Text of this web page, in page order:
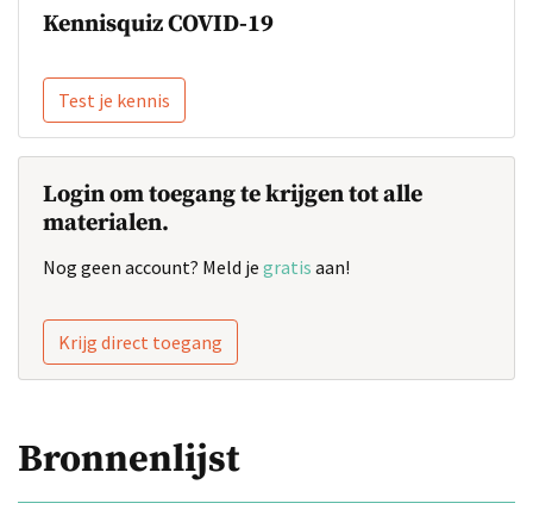
Kennisquiz COVID-19
Test je kennis
Login om toegang te krijgen tot alle
materialen.
Nog geen account? Meld je gratis aan!
Krijg direct toegang
Bronnenlijst